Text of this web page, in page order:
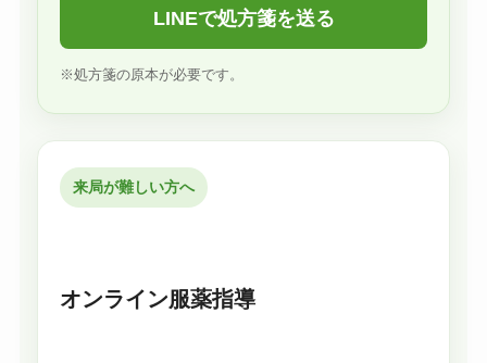
LINEで処方箋を送る
※処方箋の原本が必要です。
来局が難しい方へ
オンライン服薬指導